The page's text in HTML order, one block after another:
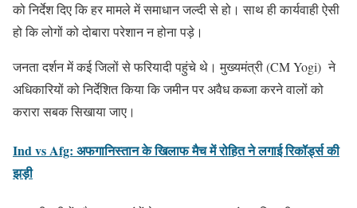
को निर्देश दिए कि हर मामले में समाधान जल्दी से हो। साथ ही कार्यवाही ऐसी
हो कि लोगों को दोबारा परेशान न होना पड़े।
जनता दर्शन में कई जिलों से फरियादी पहुंचे थे। मुख्यमंत्री (CM Yogi) ने
अधिकारियों को निर्देशित किया कि जमीन पर अवैध कब्जा करने वालों को
करारा सबक सिखाया जाए।
Ind vs Afg: अफगानिस्तान के खिलाफ मैच में रोहित ने लगाई रिकॉर्ड्स की
झड़ी